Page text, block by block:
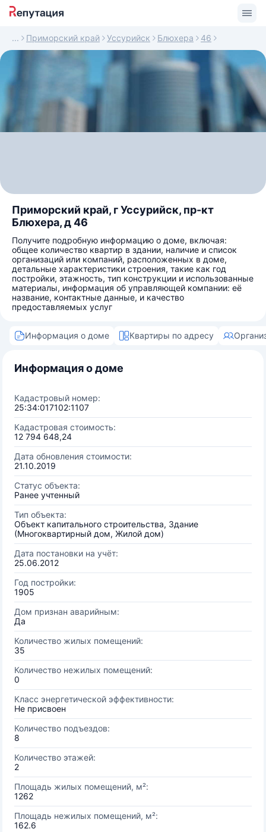
Приморский край Уссурийск Блюхера 46
Приморский край, г Уссурийск, пр-кт
Блюхера, д 46
Получите подробную информацию о доме, включая:
общее количество квартир в здании, наличие и список
организаций или компаний, расположенных в доме,
детальные характеристики строения, такие как год
постройки, этажность, тип конструкции и использованные
материалы, информация об управляющей компании: её
название, контактные данные, и качество
предоставляемых услуг
Информация о доме Квартиры по адресу
Информация о доме
Кадастровый номер:
25:34:017102:1107
Кадастровая стоимость:
12 794 648,24
Дата обновления стоимости:
21.10.2019
Статус объекта:
Ранее учтенный
Тип объекта:
Объект капитального строительства, Здание
(Многоквартирный дом, Жилой дом)
Дата постановки на учёт:
25.06.2012
Год постройки:
1905
Дом признан аварийным:
Да
Количество жилых помещений:
35
Количество нежилых помещений:
0
Класс энергетической эффективности:
Не присвоен
Количество подъездов:
8
Количество этажей:
2
Площадь жилых помещений, м²:
1262
Площадь нежилых помещений, м²:
162.6